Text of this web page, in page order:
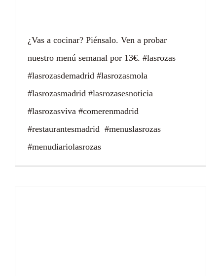
¿Vas a cocinar? Piénsalo. Ven a probar
nuestro menú semanal por 13€. #lasrozas
#lasrozasdemadrid #lasrozasmola
#lasrozasmadrid #lasrozasesnoticia
#lasrozasviva #comerenmadrid
#restaurantesmadrid #menuslasrozas
#menudiariolasrozas